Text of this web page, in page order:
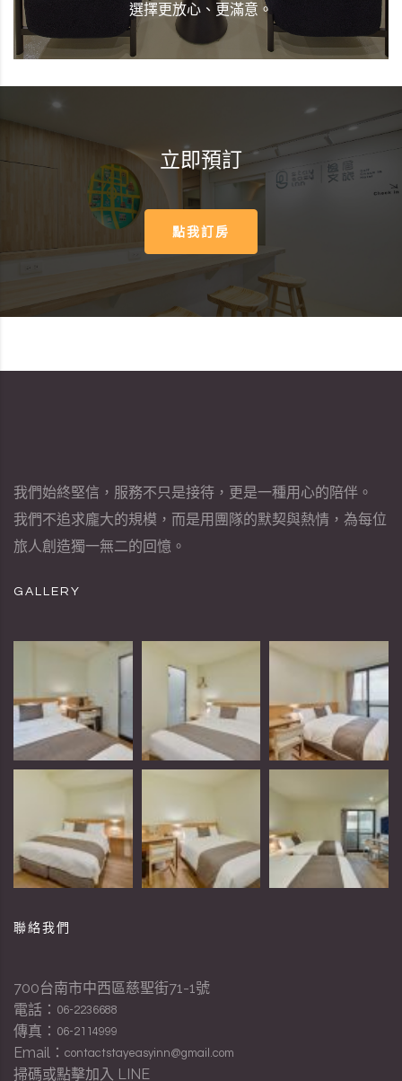
選擇更放心、更滿意。
立即預訂
點我訂房
我們始終堅信，服務不只是接待，更是一種用心的陪伴。
我們不追求龐大的規模，而是用團隊的默契與熱情，為每位
旅人創造獨一無二的回憶。
GALLERY
聯絡我們
700台南市中西區慈聖街71-1號
電話： 06-2236688
傳真： 06-2114999
Email： contactstayeasyinn@gmail.com
掃碼或點擊加入 LINE